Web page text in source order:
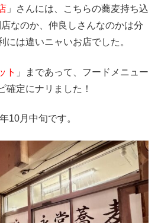
」さんには、こちらの蕎麦持ち込
なのか、仲良しさんなのかは分
には違いニャいお店でした。
ト 」まであって、フードメニュー
確定にナリました！
10月中旬です。